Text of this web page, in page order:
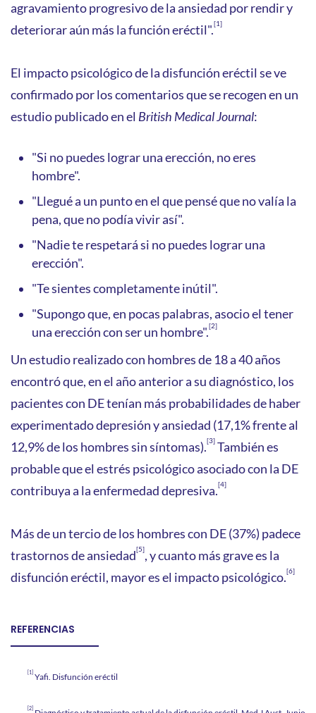
agravamiento progresivo de la ansiedad por rendir y
deteriorar aún más la función eréctil".[1]
El impacto psicológico de la disfunción eréctil se ve
confirmado por los comentarios que se recogen en un
estudio publicado en el British Medical Journal:
"Si no puedes lograr una erección, no eres
hombre".
"Llegué a un punto en el que pensé que no valía la
pena, que no podía vivir así".
"Nadie te respetará si no puedes lograr una
erección".
"Te sientes completamente inútil".
"Supongo que, en pocas palabras, asocio el tener
una erección con ser un hombre".[2]
Un estudio realizado con hombres de 18 a 40 años
encontró que, en el año anterior a su diagnóstico, los
pacientes con DE tenían más probabilidades de haber
experimentado depresión y ansiedad (17,1% frente al
12,9% de los hombres sin síntomas).[3] También es
probable que el estrés psicológico asociado con la DE
contribuya a la enfermedad depresiva.[4]
Más de un tercio de los hombres con DE (37%) padece
trastornos de ansiedad[5], y cuanto más grave es la
disfunción eréctil, mayor es el impacto psicológico.[6]
REFERENCIAS
[1] Yafi. Disfunción eréctil
[2]